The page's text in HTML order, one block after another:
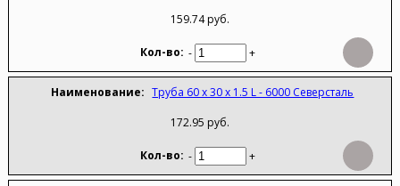
159.74 руб.
- +
Труба 60 х 30 х 1.5 L - 6000 Северсталь
172.95 руб.
- +